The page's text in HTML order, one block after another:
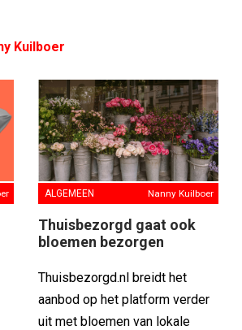
Kuilboer
ALGEMEEN Nanny Kuilboer
Thuisbezorgd gaat ook
bloemen bezorgen
Thuisbezorgd.nl breidt het
aanbod op het platform verder
uit met bloemen van lokale